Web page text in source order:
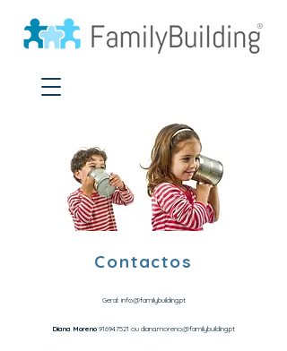
Contactos
Geral: info@familybuilding.pt
Diana Moreno 916947521 ou diana.moreno@familybuilding.pt